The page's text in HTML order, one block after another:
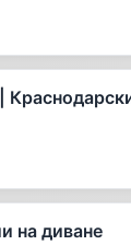
на диване